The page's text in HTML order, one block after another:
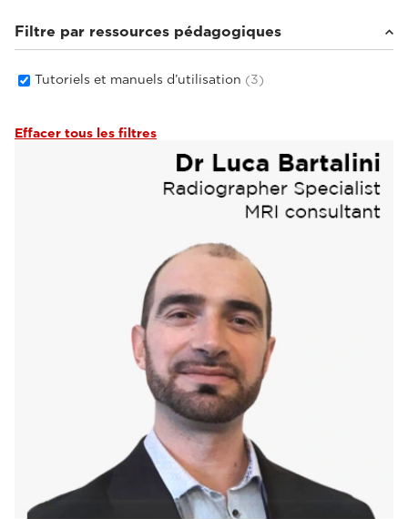
Filtre par ressources pédagogiques
Tutoriels et manuels d’utilisation (3)
Effacer tous les filtres